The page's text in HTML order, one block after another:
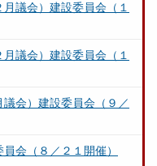
議会）建設委員会（１
議会）建設委員会（１
会）建設委員会（９／
会（８／２１開催）